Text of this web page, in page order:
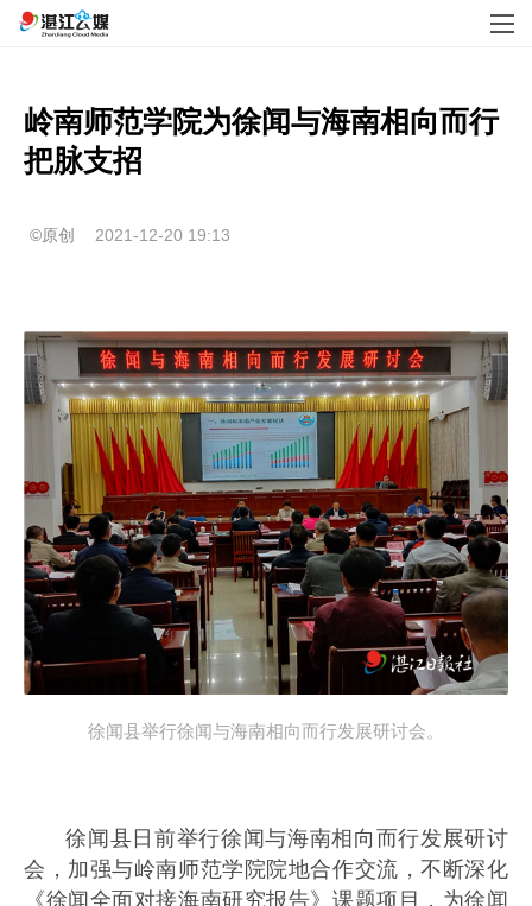
岭南师范学院为徐闻与海南相向而行
把脉支招
©原创 2021-12-20 19:13
徐闻县举行徐闻与海南相向而行发展研讨会。
徐闻县日前举行徐闻与海南相向而行发展研讨
会，加强与岭南师范学院院地合作交流，不断深化
《徐闻全面对接海南研究报告》课题项目，为徐闻